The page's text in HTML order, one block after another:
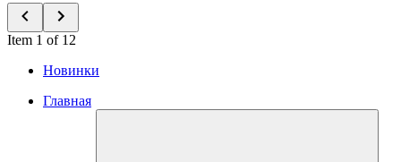
Item 1 of 12
Новинки
Главная